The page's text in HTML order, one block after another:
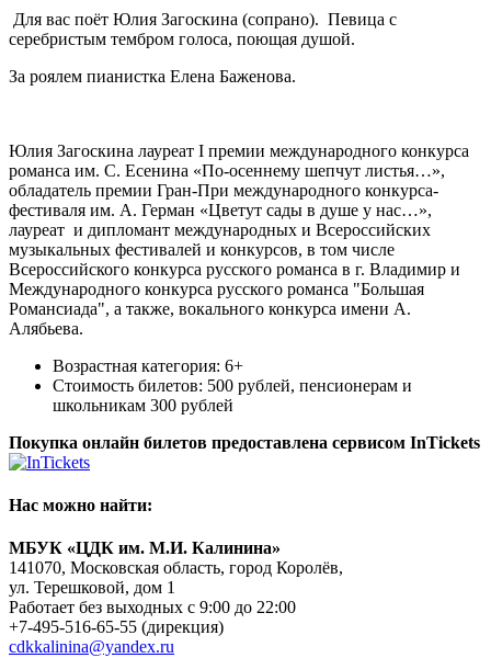
Для вас поёт Юлия Загоскина (сопрано). Певица с
серебристым тембром голоса, поющая душой.
За роялем пианистка Елена Баженова.
Юлия Загоскина лауреат I премии международного конкурса
романса им. С. Есенина «По-осеннему шепчут листья…»,
обладатель премии Гран-При международного конкурса-
фестиваля им. А. Герман «Цветут сады в душе у нас…»,
лауреат и дипломант международных и Всероссийских
музыкальных фестивалей и конкурсов, в том числе
Всероссийского конкурса русского романса в г. Владимир и
Международного конкурса русского романса "Большая
Романсиада", а также, вокального конкурса имени А.
Алябьева.
Возрастная категория: 6+
Стоимость билетов: 500 рублей, пенсионерам и
школьникам 300 рублей
Покупка онлайн билетов предоставлена сервисом InTickets
Нас можно найти:
МБУК «ЦДК им. М.И. Калинина»
141070, Московская область, город Королёв,
ул. Терешковой, дом 1
Работает без выходных с 9:00 до 22:00
+7-495-516-65-55 (дирекция)
cdkkalinina@yandex.ru